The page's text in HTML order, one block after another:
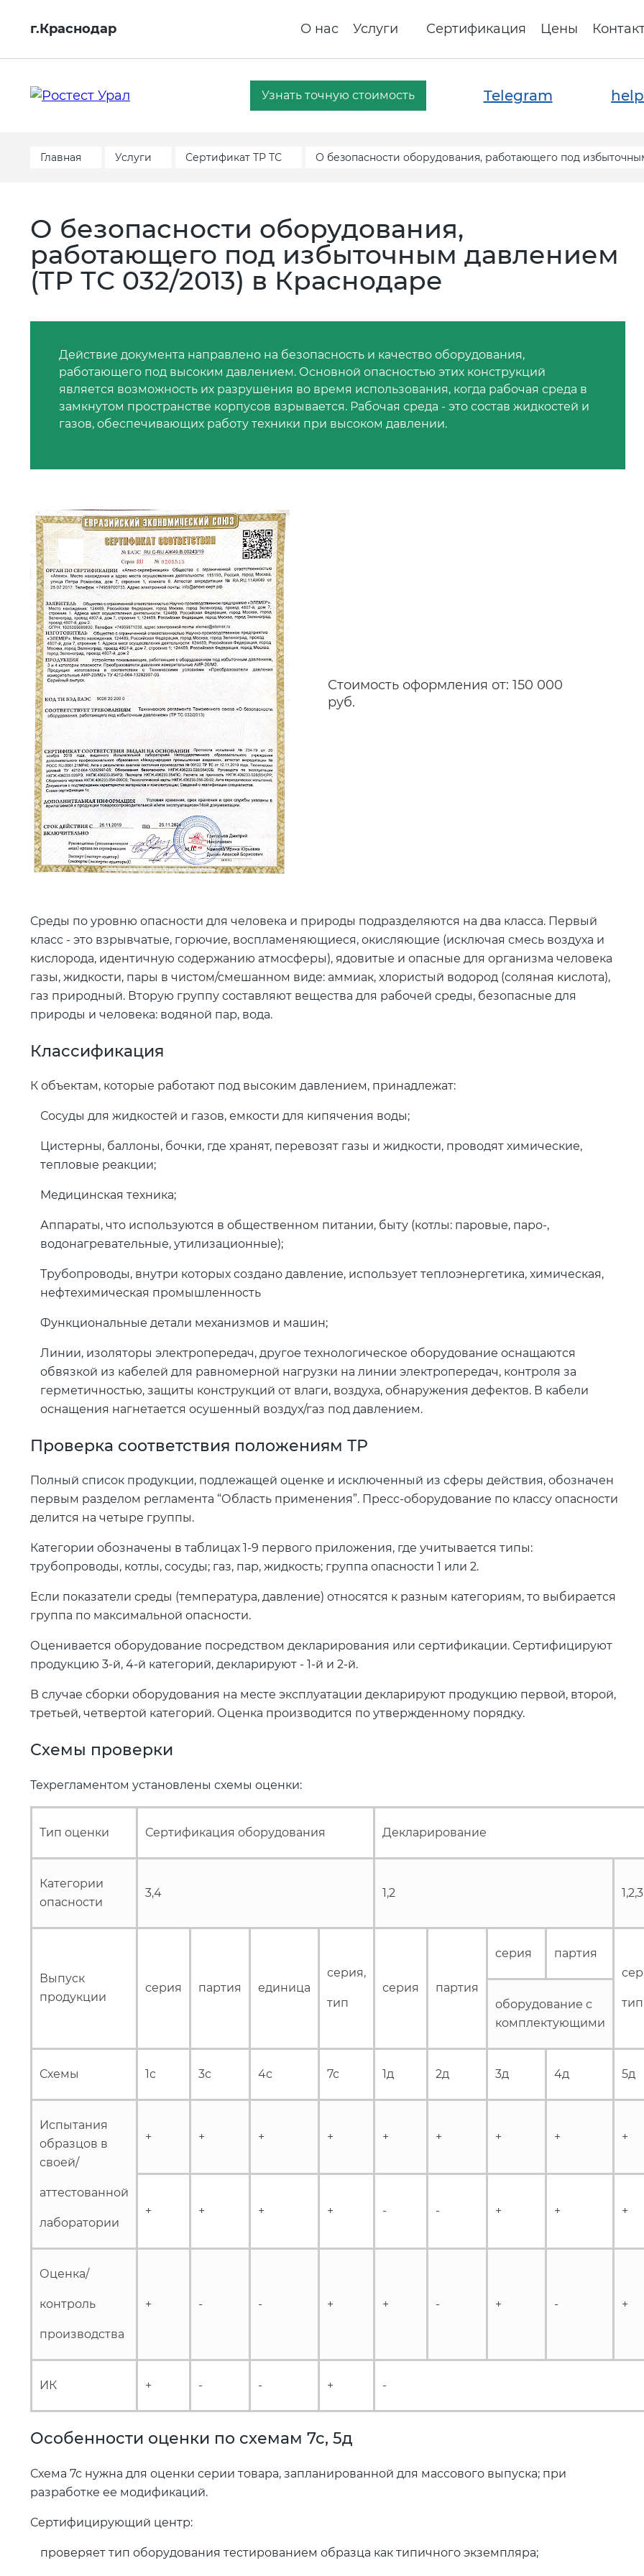
г.Краснодар О нас Услуги Сертификация Цены
Узнать точную стоимость Telegram
Главная Услуги Сертификат ТР ТС О безопасности оборудования, работающего под
О безопасности оборудования,
работающего под избыточным давлением
(ТР ТС 032/2013) в Краснодаре
Действие документа направлено на безопасность и качество оборудования,
работающего под высоким давлением. Основной опасностью этих конструкций
является возможность их разрушения во время использования, когда рабочая среда в
замкнутом пространстве корпусов взрывается. Рабочая среда - это состав жидкостей и
газов, обеспечивающих работу техники при высоком давлении.
Стоимость оформления от: 150 000
руб.
Среды по уровню опасности для человека и природы подразделяются на два класса. Первый
класс - это взрывчатые, горючие, воспламеняющиеся, окисляющие (исключая смесь воздуха и
кислорода, идентичную содержанию атмосферы), ядовитые и опасные для организма человека
газы, жидкости, пары в чистом/смешанном виде: аммиак, хлористый водород (соляная кислота),
газ природный. Вторую группу составляют вещества для рабочей среды, безопасные для
природы и человека: водяной пар, вода.
Классификация
К объектам, которые работают под высоким давлением, принадлежат:
Сосуды для жидкостей и газов, емкости для кипячения воды;
Цистерны, баллоны, бочки, где хранят, перевозят газы и жидкости, проводят химические,
тепловые реакции;
Медицинская техника;
Аппараты, что используются в общественном питании, быту (котлы: паровые, паро-,
водонагревательные, утилизационные);
Трубопроводы, внутри которых создано давление, использует теплоэнергетика, химическая,
нефтехимическая промышленность
Функциональные детали механизмов и машин;
Линии, изоляторы электропередач, другое технологическое оборудование оснащаются
обвязкой из кабелей для равномерной нагрузки на линии электропередач, контроля за
герметичностью, защиты конструкций от влаги, воздуха, обнаружения дефектов. В кабели
оснащения нагнетается осушенный воздух/газ под давлением.
Проверка соответствия положениям ТР
Полный список продукции, подлежащей оценке и исключенный из сферы действия, обозначен
первым разделом регламента “Область применения”. Пресс-оборудование по классу опасности
делится на четыре группы.
Категории обозначены в таблицах 1-9 первого приложения, где учитывается типы:
трубопроводы, котлы, сосуды; газ, пар, жидкость; группа опасности 1 или 2.
Если показатели среды (температура, давление) относятся к разным категориям, то выбирается
группа по максимальной опасности.
Оценивается оборудование посредством декларирования или сертификации. Сертифицируют
продукцию 3-й, 4-й категорий, декларируют - 1-й и 2-й.
В случае сборки оборудования на месте эксплуатации декларируют продукцию первой, второй,
третьей, четвертой категорий. Оценка производится по утвержденному порядку.
Схемы проверки
Техрегламентом установлены схемы оценки:
Тип оценки Сертификация оборудования Декларирование
Категории
опасности
3,4 1,2
Выпуск
продукции
серия партия единица
серия,
тип
серия партия
серия
партия
тип
оборудование с
комплектующими
Схемы 1с 3с 4с 7с 1д 2д 3д 4д 5д
Испытания
образцов в
своей/
аттестованной
лаборатории
+ + + + + + + + +
+ + + + - - + + +
Оценка/
контроль
производства
+ - - + + - + - +
ИК + - - + -
Особенности оценки по схемам 7с, 5д
Схема 7с нужна для оценки серии товара, запланированной для массового выпуска; при
разработке ее модификаций.
Сертифицирующий центр:
проверяет тип оборудования тестированием образца как типичного экземпляра;